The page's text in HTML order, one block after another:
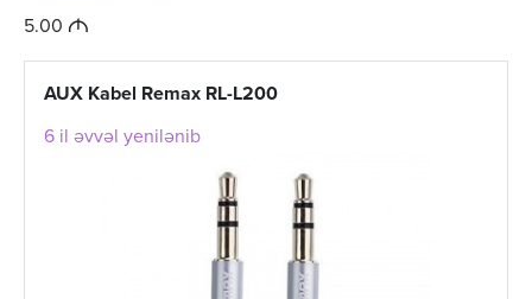
5.00 M
AUX Kabel Remax RL-L200
6 il əvvəl yenilənib